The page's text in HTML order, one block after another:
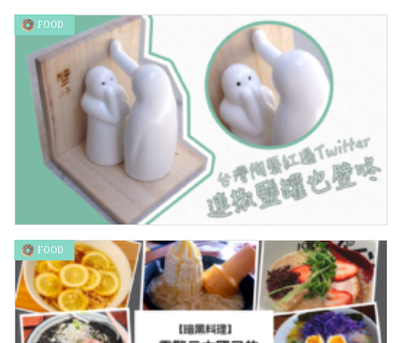
台灣陶藝紅遍Twitter 連椒鹽罐也壁咚
FOOD
FOOD